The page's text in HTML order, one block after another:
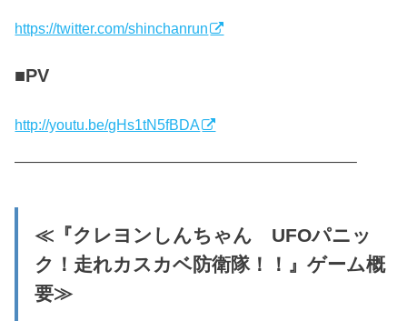
https://twitter.com/shinchanrun
■PV
http://youtu.be/gHs1tN5fBDA
———————————————————————–
≪『クレヨンしんちゃん UFOパニッ
ク！走れカスカベ防衛隊！！』ゲーム概
要≫